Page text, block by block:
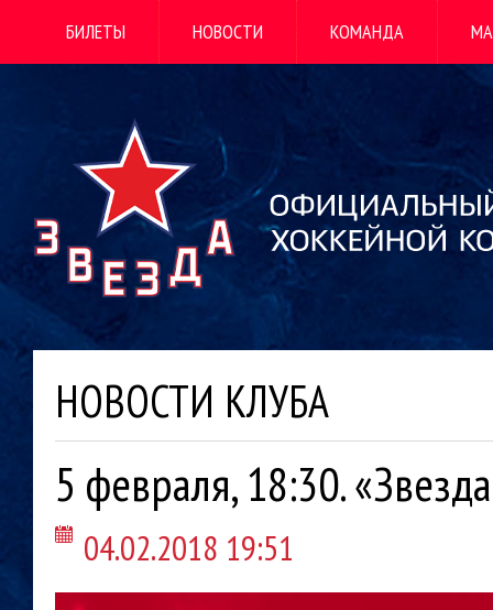
БИЛЕТЫ НОВОСТИ КОМАНДА
НОВОСТИ КЛУБА
5 февраля, 18:30.
04.02.2018 19:51